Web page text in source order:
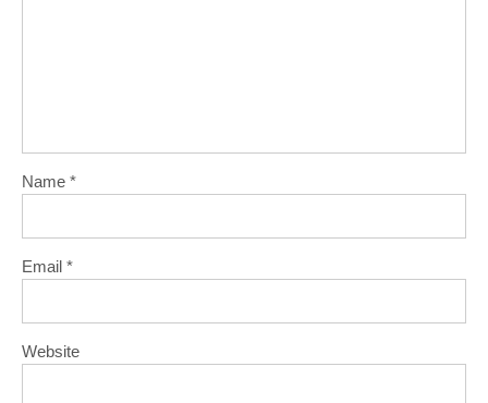
Name *
Email *
Website